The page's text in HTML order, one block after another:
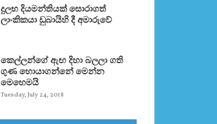
දුලභ දියමන්තියක් සොරාගත්
ලාංකිකයා ඩුබායිහි දී අමාරුවේ
කෙල්ලන්ගේ ඇඟ දිහා බලලා ගති
ගුණ හොයාගන්නේ මෙන්න
මෙහෙමයි
Tuesday, July 24, 2018